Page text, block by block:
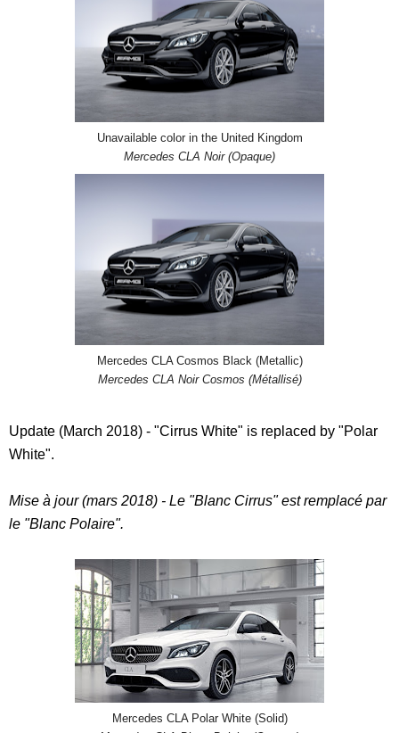
Unavailable color in the United Kingdom
Mercedes CLA Noir (Opaque)
Mercedes CLA Cosmos Black (Metallic)
Mercedes CLA Noir Cosmos (Métallisé)
Update (March 2018) - "Cirrus White" is replaced by "Polar
White".
Mise à jour (mars 2018) - Le "Blanc Cirrus" est remplacé par
le "Blanc Polaire".
Mercedes CLA Polar White (Solid)